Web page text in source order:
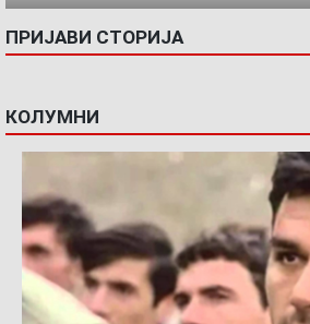
ПРИЈАВИ СТОРИЈА
КОЛУМНИ